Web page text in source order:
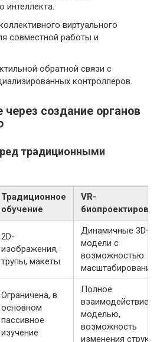
интеллекта.
виртуального
совместной работы и
обратной связи с
контроллеров.
через создание органов
традиционными
Традиционное
обучение
VR-
2D-
изображения,
трупы, макеты
Динамичные 3D-
модели с
возможностью
масштабирования
Ограничена, в
основном
пассивное
изучение
Полное
взаимодействие с
моделью,
возможность
изменения